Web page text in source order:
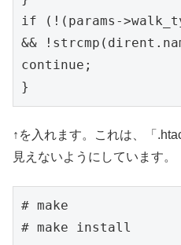
if (!(params-
&&
continue;
}
↑を入れます。これは、「
見えないようにしています。
# make
# make install